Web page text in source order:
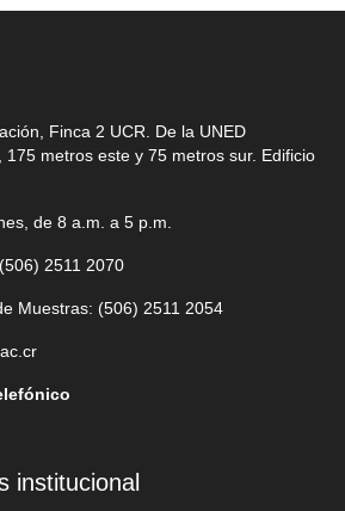
Finca 2 UCR. De la UNED
175 metros este y 75 metros sur. Edificio
de 8 a.m. a 5 p.m.
2511 2070
Muestras: (506) 2511 2054
institucional